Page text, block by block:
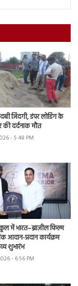
जिंदगी, डंपर लोडिंग के
की दर्दनाक मौत
- 5:48 PM
में भारत–ब्राज़ील फिल्म
आदान-प्रदान कार्यक्रम
शुभारंभ
- 6:56 PM